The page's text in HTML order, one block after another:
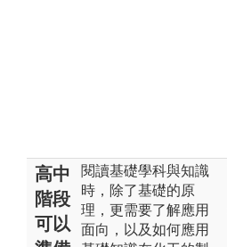
高中
階段
可以
閱讀基礎學科與知識
時，除了基礎的原
理，更需要了解應用
面向，以及如何應用